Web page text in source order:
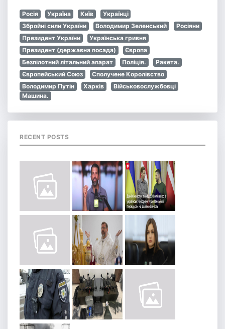
Росія Україна Київ
Українці
Збройні сили України
Володимир Зеленський
Росіяни
Президент України
Українська гривня
Президент (державна посада)
Європа
Безпілотний літальний апарат
Поліція.
Ракета.
Європейський Союз
Сполучене Королівство
Володимир Путін
Харків
Військовослужбовці
Машина.
RECENT POSTS